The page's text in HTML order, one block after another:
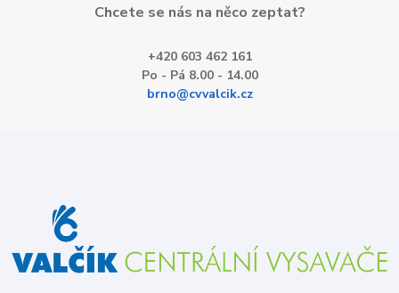
Chcete se nás na něco zeptat?
+420 603 462 161
Po - Pá 8.00 - 14.00
brno@cvvalcik.cz